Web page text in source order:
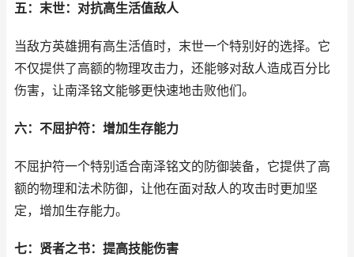
五：末世：对抗高生活值敌人
当敌方英雄拥有高生活值时，末世一个特别好的选择。它
不仅提供了高额的物理攻击力，还能够对敌人造成百分比
伤害，让南泽铭文能够更快速地击败他们。
六：不屈护符：增加生存能力
不屈护符一个特别适合南泽铭文的防御装备，它提供了高
额的物理和法术防御，让他在面对敌人的攻击时更加坚
定，增加生存能力。
七：贤者之书：提高技能伤害